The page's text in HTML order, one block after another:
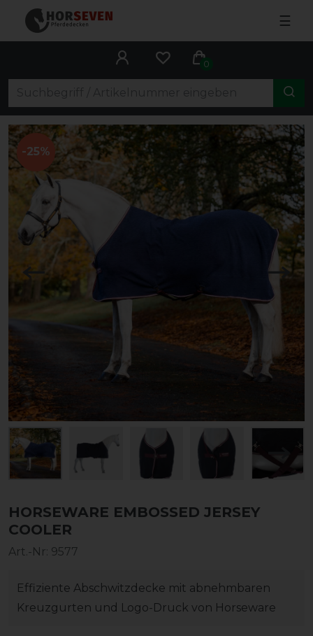
☰
0
-25%
HORSEWARE EMBOSSED JERSEY
COOLER
Art.-Nr: 9577
Effiziente Abschwitzdecke mit abnehmbaren
Kreuzgurten und Logo-Druck von Horseware